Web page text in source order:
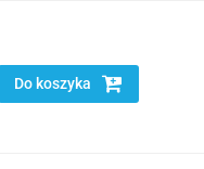
Do koszyka